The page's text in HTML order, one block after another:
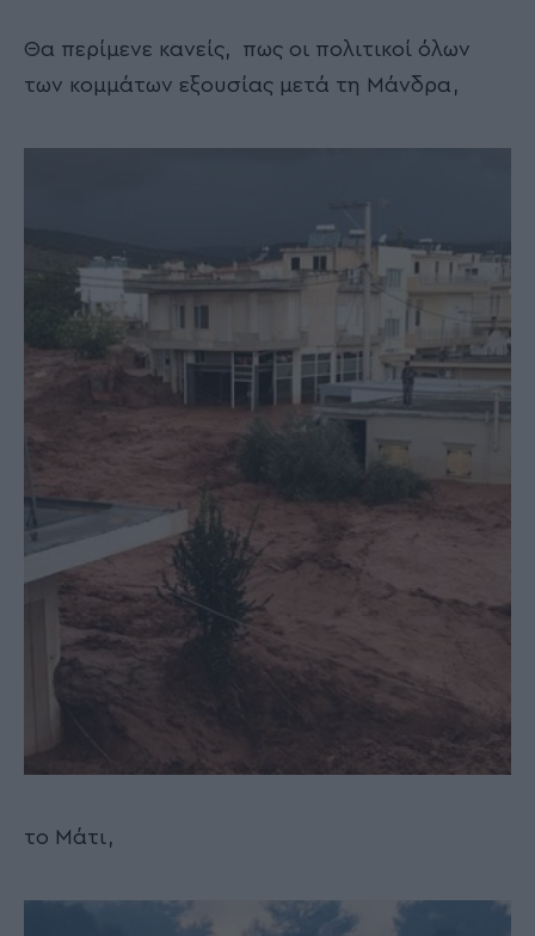
Θα περίμενε κανείς, πως οι πολιτικοί όλων
των κομμάτων εξουσίας μετά τη Μάνδρα,
το Μάτι,